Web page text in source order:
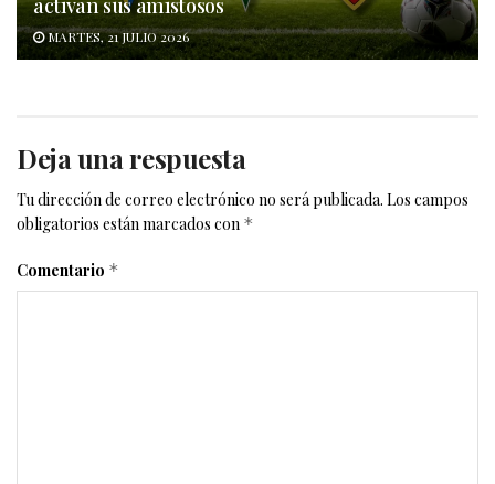
activan sus amistosos
MARTES, 21 JULIO 2026
Deja una respuesta
Tu dirección de correo electrónico no será publicada. Los campos
obligatorios están marcados con *
Comentario *